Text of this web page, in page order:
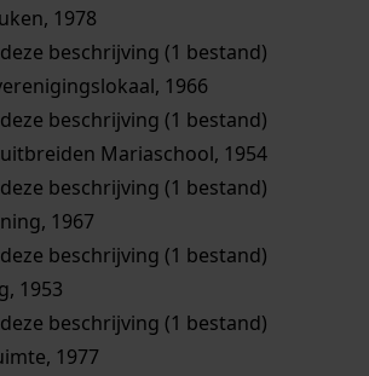
1978
beschrijving (1 bestand)
1966
beschrijving (1 bestand)
Mariaschool, 1954
beschrijving (1 bestand)
1967
beschrijving (1 bestand)
1953
beschrijving (1 bestand)
1977